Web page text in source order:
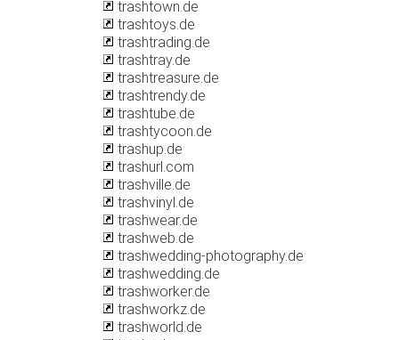
trashtown.de
trashtoys.de
trashtrading.de
trashtray.de
trashtreasure.de
trashtrendy.de
trashtube.de
trashtycoon.de
trashup.de
trashurl.com
trashville.de
trashvinyl.de
trashwear.de
trashweb.de
trashwedding-photography.de
trashwedding.de
trashworker.de
trashworkz.de
trashworld.de